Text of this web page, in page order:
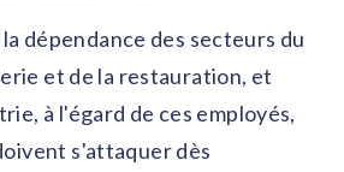
dépendance des secteurs du
et de la restauration, et
à l'égard de ces employés,
s'attaquer dès